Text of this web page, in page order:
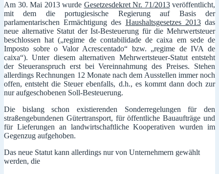
Am 30. Mai 2013 wurde Gesetzesdekret Nr. 71/2013veröffentlicht,
mit dem die portugiesische Regierung auf Basis der
parlamentarischen Ermächtigung des Haushaltsgesetzes 2013das
neue alternative Statut der Ist-Besteuerung für die Mehrwertsteuer
beschlossen hat („regime de contabilidade de caixa em sede de
Imposto sobre o Valor Acrescentado“ bzw. „regime de IVA de
caixa“). Unter diesem alternativen Mehrwertsteuer-Statut entsteht
der Steueranspruch erst bei Vereinnahmung des Preises. Stehen
allerdings Rechnungen 12 Monate nach dem Ausstellen immer noch
offen, entsteht die Steuer ebenfalls, d.h., es kommt dann doch zur
nur aufgeschobenen Soll-Besteuerung.
Die bislang schon existierenden Sonderregelungen für den
straßengebundenen Gütertransport, für öffentliche Bauaufträge und
für Lieferungen an landwirtschaftliche Kooperativen wurden im
Gegenzug aufgehoben.
Das neue Statut kann allerdings nur von Unternehmern gewählt
werden, die